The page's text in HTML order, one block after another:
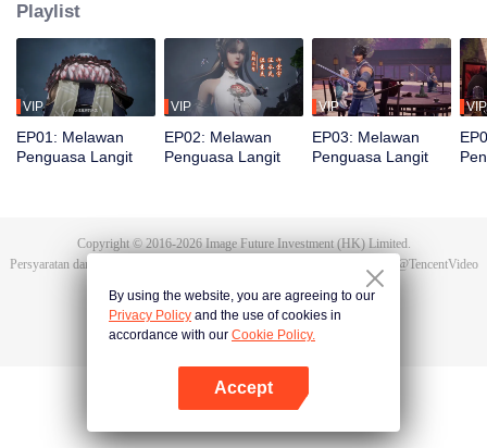
membangkitkan ingatan akan Hongmeng. Kemudian Tan Yun memiliki bakat
tingkat Dewa dan giat berlatih demi meningkatkan kekuatannya. Kemudian
Tan Yun membalas kematian keluarganya dan menyatukan seluruh benua.
Playlist
VIP
EP01: Melawan
Penguasa Langit
VIP
EP02: Melawan
Penguasa Langit
VIP
EP03: Melawan
Penguasa Langit
VIP
Copyright © 2016-2026Image Future Investment (HK) Limited.
Persyaratan dan Ketentuan
@TencentVideo
By using the website, you are agreeing to our
Privacy Policy and the use of cookies in
accordance with our Cookie Policy.
Accept